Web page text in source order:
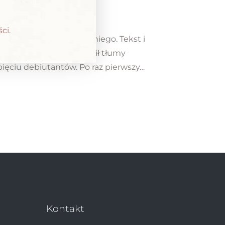
z Pomorza Zachodniego. Tekst i
jak zawsze zgromadził tłumy
debiutantów. Po raz pierwszy…
Kontakt
.